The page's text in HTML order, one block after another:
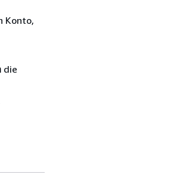
Konto,
die